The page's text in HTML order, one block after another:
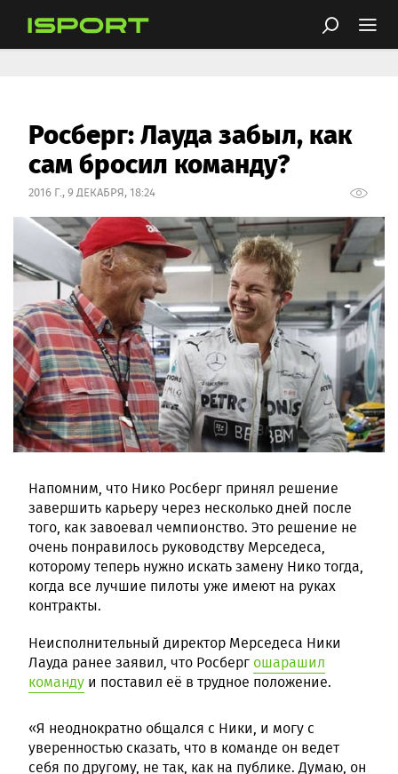
Росберг: Лауда забыл, как
сам бросил команду?
2016 Г., 9 ДЕКАБРЯ, 18:24
Напомним, что Нико Росберг принял решение
завершить карьеру через несколько дней после
того, как завоевал чемпионство. Это решение не
очень понравилось руководству Мерседеса,
которому теперь нужно искать замену Нико тогда,
когда все лучшие пилоты уже имеют на руках
контракты.
Неисполнительный директор Мерседеса Ники
Лауда ранее заявил, что Росберг ошарашил
команду и поставил её в трудное положение.
«Я неоднократно общался с Ники, и могу с
уверенностью сказать, что в команде он ведет
себя по другому, не так, как на публике. Думаю, он